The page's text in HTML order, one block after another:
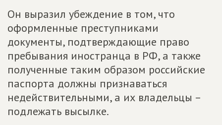
Он выразил убеждение в том, что
оформленные преступниками
документы, подтверждающие право
пребывания иностранца в РФ, а также
полученные таким образом российские
паспорта должны признаваться
недействительными, а их владельцы –
подлежать высылке.